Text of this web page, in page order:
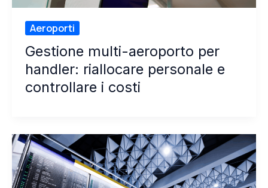
Aeroporti
Gestione multi-aeroporto per
handler: riallocare personale e
controllare i costi